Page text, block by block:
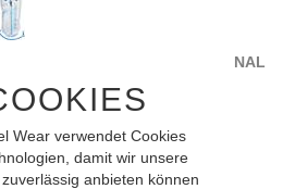
Wear verwendet Cookies
damit wir unsere
anbieten können
ORIGIN OUTDOORS BOTA ORIGINAL
originale Lederflasche aus
Spanien. Mit Tragriemen und
Spritzverschluss. Wer ...
CHF